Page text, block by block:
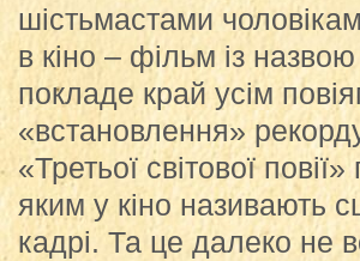
шістьмастами
в кіно – фільм із
покладе край усім
«встановлення»
«Третьої світової
яким у кіно називають
кадрі. Та це далеко не